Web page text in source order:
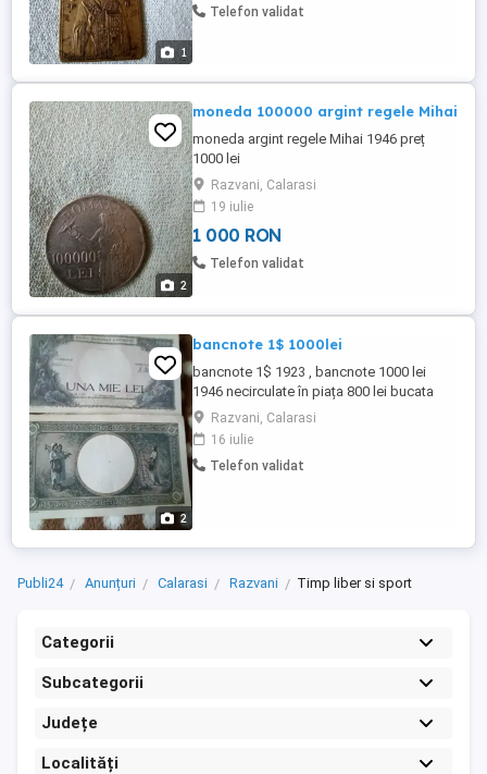
1
Telefon validat
2
moneda 100000 argint regele Mihai
moneda argint regele Mihai 1946 preț
1000 lei
Razvani, Calarasi
19 iulie
1 000 RON
Telefon validat
2
bancnote 1$ 1000lei
bancnote 1$ 1923 , bancnote 1000 lei
1946 necirculate în piața 800 lei bucata
Razvani, Calarasi
16 iulie
Telefon validat
Publi24 Anunțuri Calarasi Razvani Timp liber si sport
Categorii
Subcategorii
Județe
Localități